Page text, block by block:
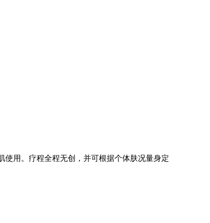
使用。疗程全程无创，并可根据个体肤况量身定